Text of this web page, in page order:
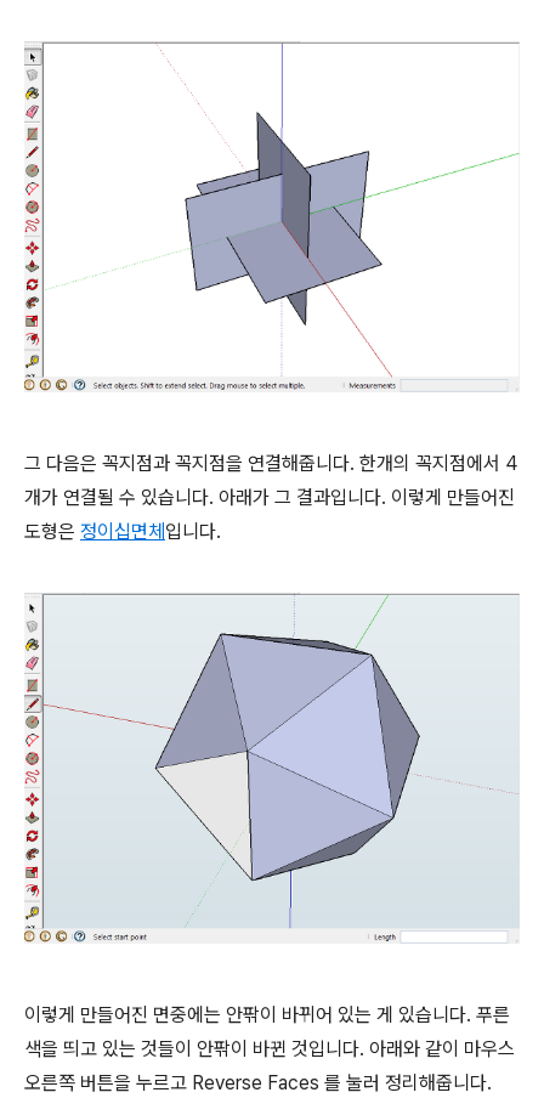
그 다음은 꼭지점과 꼭지점을 연결해줍니다. 한개의 꼭지점에서 4
개가 연결될 수 있습니다. 아래가 그 결과입니다. 이렇게 만들어진
도형은 정이십면체 입니다.
이렇게 만들어진 면중에는 안팎이 바뀌어 있는 게 있습니다. 푸른
색을 띄고 있는 것들이 안팎이 바뀐 것입니다. 아래와 같이 마우스
오른쪽 버튼을 누르고 Reverse Faces 를 눌러 정리해줍니다.